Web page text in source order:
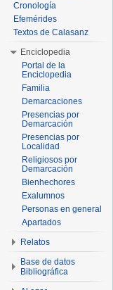
Cronología
Efemérides
Textos de Calasanz
Enciclopedia
Portal de la
Enciclopedia
Familia
Demarcaciones
Presencias por
Demarcación
Presencias por
Localidad
Religiosos por
Demarcación
Bienhechores
Exalumnos
Personas en general
Apartados
Relatos
Base de datos
Bibliográfica